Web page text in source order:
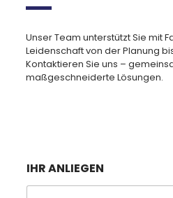
Unser Team unterstützt Sie mit
Leidenschaft von der Planung
Kontaktieren Sie uns –
maßgeschneiderte Lösungen.
IHR ANLIEGEN